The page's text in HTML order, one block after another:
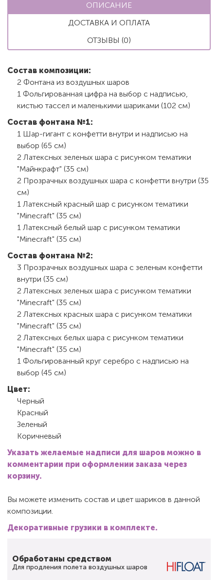
ОПИСАНИЕ
ДОСТАВКА И ОПЛАТА
ОТЗЫВЫ (0)
Состав композиции:
2 Фонтана из воздушных шаров
1 Фольгированная цифра на выбор с надписью,
кистью тассел и маленькими шариками (102 см)
Состав фонтана №1:
1 Шар-гигант с конфетти внутри и надписью на
выбор (65 см)
2 Латексных зеленых шара с рисунком тематики
"Майнкрафт" (35 см)
2 Прозрачных воздушных шара с конфетти внутри (35
см)
1 Латексный красный шар с рисунком тематики
"Minecraft" (35 см)
1 Латексный белый шар с рисунком тематики
"Minecraft" (35 см)
Состав фонтана №2:
3 Прозрачных воздушных шара с зеленым конфетти
внутри (35 см)
2 Латексных зеленых шара с рисунком тематики
"Minecraft" (35 см)
2 Латексных красных шара с рисунком тематики
"Minecraft" (35 см)
2 Латексных белых шара с рисунком тематики
"Minecraft" (35 см)
1 Фольгированный круг серебро с надписью на
выбор (45 см)
Цвет:
Черный
Красный
Зеленый
Коричневый
Указать желаемые надписи для шаров можно в
комментарии при оформлении заказа через
корзину.
Вы можете изменить состав и цвет шариков в данной
композиции.
Декоративные грузики в комплекте.
Обработаны средством
Для продления полета воздушных шаров